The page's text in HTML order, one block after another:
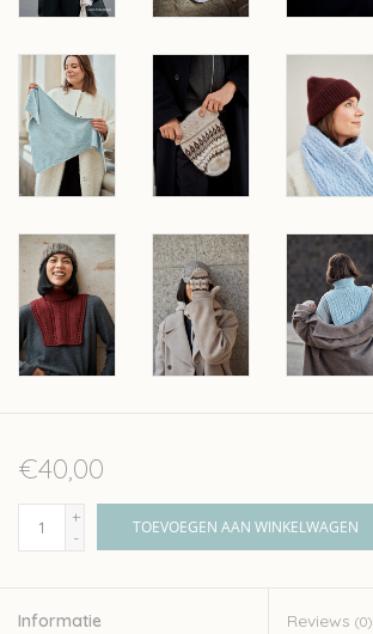
€40,00
+
-
TOEVOEGEN AAN WINKELWAGEN
Informatie Reviews (0)